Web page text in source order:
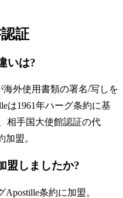
証
いは?
外使用書類の署名/写しを
は1961年ハーグ条約に基
相手国大使館認証の代
加盟。
盟しましたか?
Apostille条約に加盟。